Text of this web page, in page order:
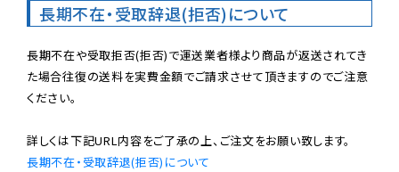
長期不在・受取辞退(拒否)について
長期不在や受取拒否(拒否)で運送業者様より商品が返送されてき
た場合往復の送料を実費金額でご請求させて頂きますのでご注意
ください。
長期不在・受取辞退(拒否)について